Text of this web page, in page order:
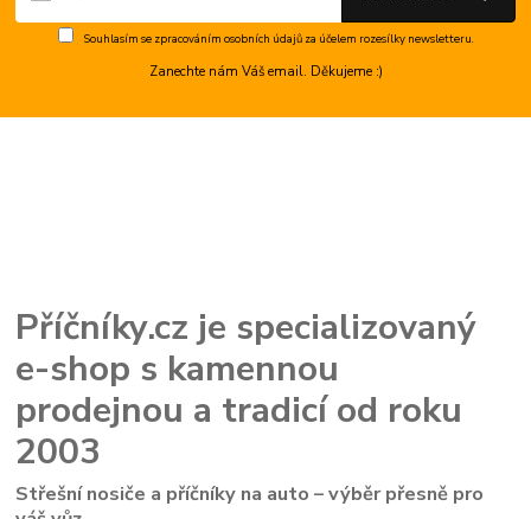
Souhlasím se zpracováním osobních údajůza účelem rozesílky newsletteru.
Zanechte nám Váš email. Děkujeme :)
Příčníky.cz je specializovaný
e-shop s kamennou
prodejnou a tradicí od roku
2003
Střešní nosiče a příčníky na auto – výběr přesně pro